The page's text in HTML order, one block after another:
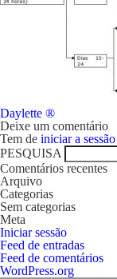
CONTACTOS
Navegação
de
artigos
Daylette ®
Deixe um comentário
Tem de iniciar a sessão
PESQUISA
Comentários recentes
Arquivo
Categorias
Sem categorias
Meta
Iniciar sessão
Feed de entradas
Feed de comentários
WordPress.org